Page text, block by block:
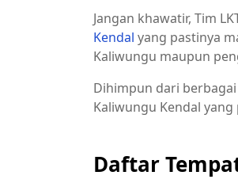
Jangan khawatir, Tim
Kendal yang pastinya
Kaliwungu maupun
Dihimpun dari
Kaliwungu Kendal
Daftar